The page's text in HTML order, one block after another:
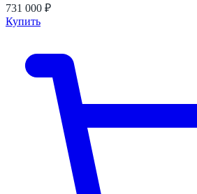
731 000 ₽
Купить